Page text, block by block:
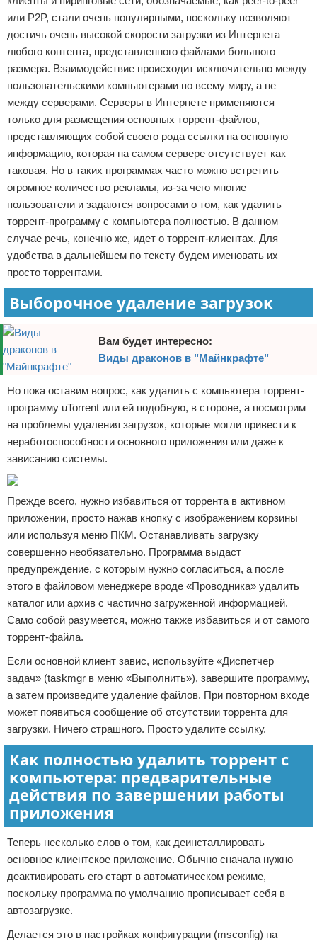
Кино и сериалы
Покупки
Мода и стиль
Отказ от ответственности
или P2P, стали очень популярными, поскольку позволяют
достичь очень высокой скорости загрузки из Интернета
любого контента, представленного файлами большого
размера. Взаимодействие происходит исключительно между
пользовательскими компьютерами по всему миру, а не
между серверами. Серверы в Интернете применяются
только для размещения основных торрент-файлов,
представляющих собой своего рода ссылки на основную
информацию, которая на самом сервере отсутствует как
таковая. Но в таких программах часто можно встретить
огромное количество рекламы, из-за чего многие
пользователи и задаются вопросами о том, как удалить
торрент-программу с компьютера полностью. В данном
случае речь, конечно же, идет о торрент-клиентах. Для
удобства в дальнейшем по тексту будем именовать их
просто торрентами.
Выборочное удаление загрузок
Вам будет интересно:
Виды драконов в "Майнкрафте"
Но пока оставим вопрос, как удалить с компьютера торрент-
программу uTorrent или ей подобную, в стороне, а посмотрим
на проблемы удаления загрузок, которые могли привести к
неработоспособности основного приложения или даже к
зависанию системы.
Прежде всего, нужно избавиться от торрента в активном
приложении, просто нажав кнопку с изображением корзины
или используя меню ПКМ. Останавливать загрузку
совершенно необязательно. Программа выдаст
предупреждение, с которым нужно согласиться, а после
этого в файловом менеджере вроде «Проводника» удалить
каталог или архив с частично загруженной информацией.
Само собой разумеется, можно также избавиться и от самого
торрент-файла.
Если основной клиент завис, используйте «Диспетчер
задач» (taskmgr в меню «Выполнить»), завершите программу,
а затем произведите удаление файлов. При повторном входе
может появиться сообщение об отсутствии торрента для
загрузки. Ничего страшного. Просто удалите ссылку.
Как полностью удалить торрент с
компьютера: предварительные
действия по завершении работы
приложения
Теперь несколько слов о том, как деинсталлировать
основное клиентское приложение. Обычно сначала нужно
деактивировать его старт в автоматическом режиме,
поскольку программа по умолчанию прописывает себя в
автозагрузке.
Делается это в настройках конфигурации (msconfig) на